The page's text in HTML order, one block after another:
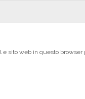
e sito web in questo browser